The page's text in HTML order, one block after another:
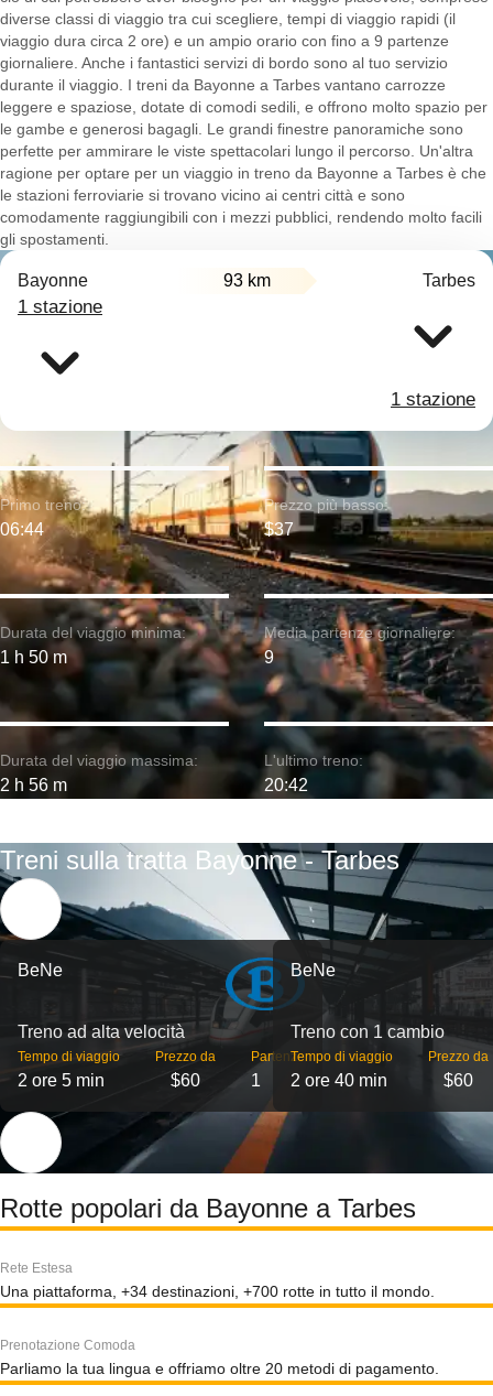
diverse classi di viaggio tra cui scegliere, tempi di viaggio rapidi (il
viaggio dura circa 2 ore) e un ampio orario con fino a 9 partenze
giornaliere. Anche i fantastici servizi di bordo sono al tuo servizio
durante il viaggio. I treni da Bayonne a Tarbes vantano carrozze
leggere e spaziose, dotate di comodi sedili, e offrono molto spazio per
le gambe e generosi bagagli. Le grandi finestre panoramiche sono
perfette per ammirare le viste spettacolari lungo il percorso. Un'altra
ragione per optare per un viaggio in treno da Bayonne a Tarbes è che
le stazioni ferroviarie si trovano vicino ai centri città e sono
comodamente raggiungibili con i mezzi pubblici, rendendo molto facili
gli spostamenti.
Bayonne 93 km Tarbes
1 stazione
1 stazione
Durata del viaggio minima:
1 h 50 m
Primo treno:
06:44
Durata del viaggio massima:
2 h 56 m
Prezzo più basso:
$37
Media partenze giornaliere:
9
L'ultimo treno:
20:42
Treni sulla tratta Bayonne - Tarbes
BeNe
Treno ad alta velocità
Tempo di viaggio
2 ore 5 min
Prezzo da
$60
Partenze
1
BeNe
Treno con 1 cambio
Tempo di viaggio
2 ore 40 min
Prezzo da
$60
Rotte popolari da Bayonne a Tarbes
Rete Estesa
Una piattaforma, +34 destinazioni, +700 rotte in tutto il mondo.
Prenotazione Comoda
Parliamo la tua lingua e offriamo oltre 20 metodi di pagamento.